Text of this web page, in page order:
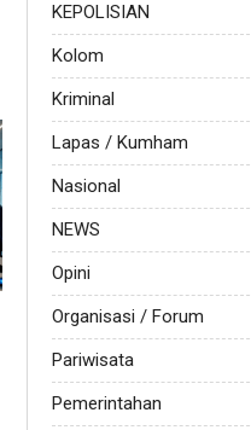
KEPOLISIAN
Kolom
Kriminal
Lapas / Kumham
Nasional
NEWS
Opini
Organisasi / Forum
Pariwisata
Pemerintahan